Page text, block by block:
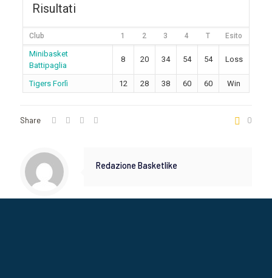
Risultati
Club 1 2 3 4 T Esito
Minibasket
Battipaglia
8 20 34 54 54 Loss
Tigers Forlì 12 28 38 60 60 Win
Share 0
Redazione Basketlike